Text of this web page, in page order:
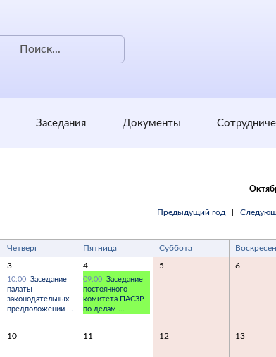
Заседания Документы
Предыдущий год
Четверг Пятница Суббота
3
10:00 Заседание
палаты
законодательных
предположений ...
4
09:00 Заседание
постоянного
комитета ПАСЗР
по делам ...
5 6
10 11 12 13